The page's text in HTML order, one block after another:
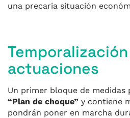
una precaria situación
actuaciones
Un primer bloque de medidas
“Plan de choque” y contiene
pondrán poner en marcha